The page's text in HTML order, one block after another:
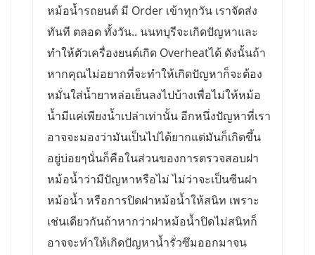
หม้อน้ำรถยนต์ มี Order เข้าทุกวัน เราจัดส่ง
ทันที ตลอด ทั้งวัน.. นนทบุรีจะเกิดปัญหาและ
ทำให้ตัวเครื่องยนต์เกิด Overheatได้ ดังนั้นถ้า
หากคุณไม่อยากที่จะทำให้เกิดปัญหาก็จะต้อง
หมั่นใส่น้ำยาหล่อเย็นลงไปบ้างเพื่อไม่ให้หม้อ
น้ำมีแค่เพียงน้ำเปล่าเท่านั้น อีกหนึ่งปัญหาที่เรา
อาจจะมองว่ามันเป็นไปได้ยากแต่มันก็เกิดขึ้น
อยู่บ่อยๆนั่นก็คือในส่วนของการตรวจสอบฝา
หม้อน้ำว่ามีปัญหาหรือไม่ ไม่ว่าจะเป็นซีนฝา
หม้อน้ำ หรือการปิดฝาหม้อน้ำให้สนิท เพราะ
เช่นเดียวกันถ้าหากว่าฝาหม้อน้ำปิดไม่สนิทก็
อาจจะทำให้เกิดปัญหาน้ำรั่วซึมออกมาจน